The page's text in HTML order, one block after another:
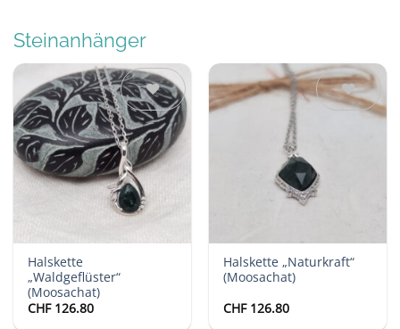
Steinanhänger
Auf die
Wunschliste
Halskette
„Waldgeflüster“
(Moosachat)
CHF126.80
Halskette „Naturkraft“
(Moosachat)
CHF126.80